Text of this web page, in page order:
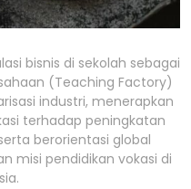
bisnis di sekolah sebagai
(Teaching Factory)
industri, menerapkan
terhadap peningkatan
berorientasi global
misi pendidikan vokasi di